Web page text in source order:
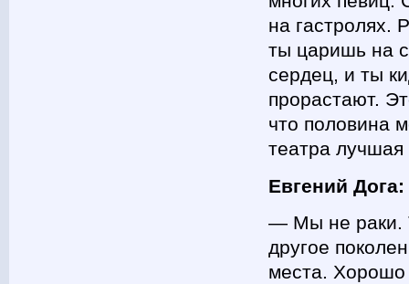
на гастролях.
ты царишь на
сердец, и ты
прорастают.
что половина
театра
Евгений
— Мы не раки.
другое
места. Хорошо